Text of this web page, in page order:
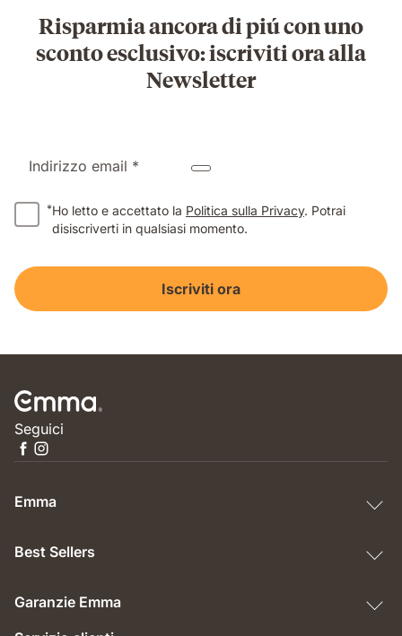
Risparmia ancora di piú con uno
sconto esclusivo: iscriviti ora alla
Newsletter
Indirizzo email *
*Ho letto e accettato la Politica sulla Privacy. Potrai
disiscriverti in qualsiasi momento.
Iscriviti ora
Seguici
Emma
Best Sellers
Garanzie Emma